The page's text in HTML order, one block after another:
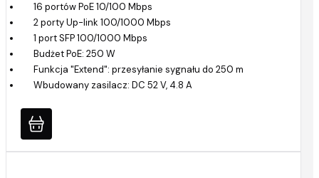
16 portów PoE 10/100 Mbps
2 porty Up-link 100/1000 Mbps
1 port SFP 100/1000 Mbps
Budżet PoE: 250 W
Funkcja "Extend": przesyłanie sygnału do 250 m
Wbudowany zasilacz: DC 52 V, 4.8 A